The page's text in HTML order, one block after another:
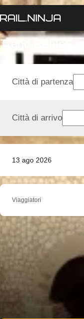
Treno Renfe
13 ago 2026
Città di partenza
Città di arrivo
Viaggiatori